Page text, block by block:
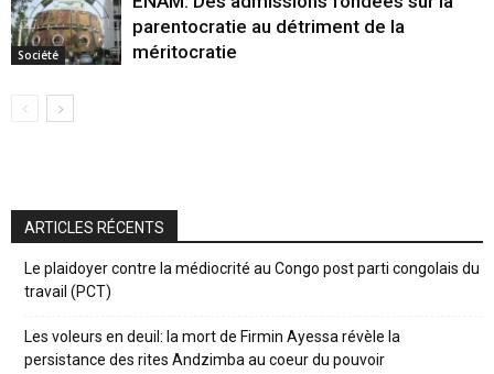
Société
parentocratie au détriment de la
méritocratie
ARTICLES RÉCENTS
Le plaidoyer contre la médiocrité au Congo post parti congolais du
travail (PCT)
Les voleurs en deuil: la mort de Firmin Ayessa révèle la
persistance des rites Andzimba au coeur du pouvoir